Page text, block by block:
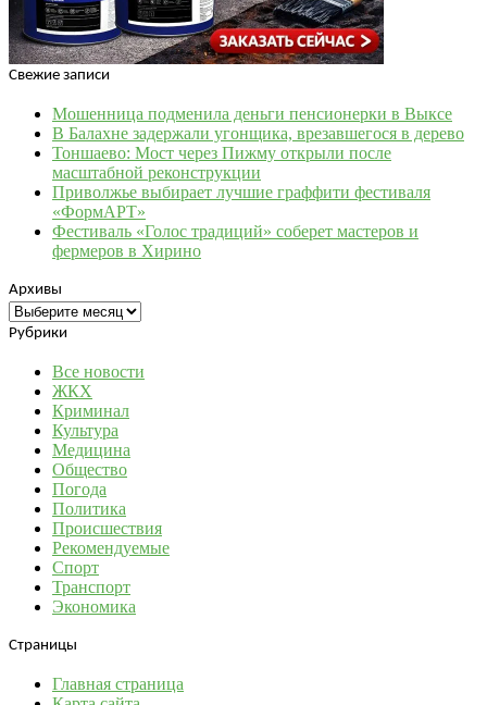
Свежие записи
Мошенница подменила деньги пенсионерки в Выксе
В Балахне задержали угонщика, врезавшегося в дерево
Тоншаево: Мост через Пижму открыли после
масштабной реконструкции
Приволжье выбирает лучшие граффити фестиваля
«ФормАРТ»
Фестиваль «Голос традиций» соберет мастеров и
фермеров в Хирино
Архивы
Архивы
Рубрики
Все новости
ЖКХ
Криминал
Культура
Медицина
Общество
Погода
Политика
Происшествия
Рекомендуемые
Спорт
Транспорт
Экономика
Страницы
Главная страница